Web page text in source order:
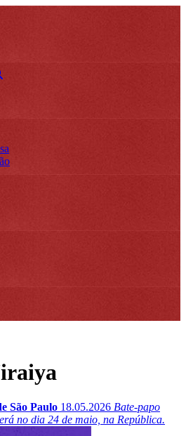
São Paulo 18.05.2026 Bate-papo
no dia 24 de maio, na República.